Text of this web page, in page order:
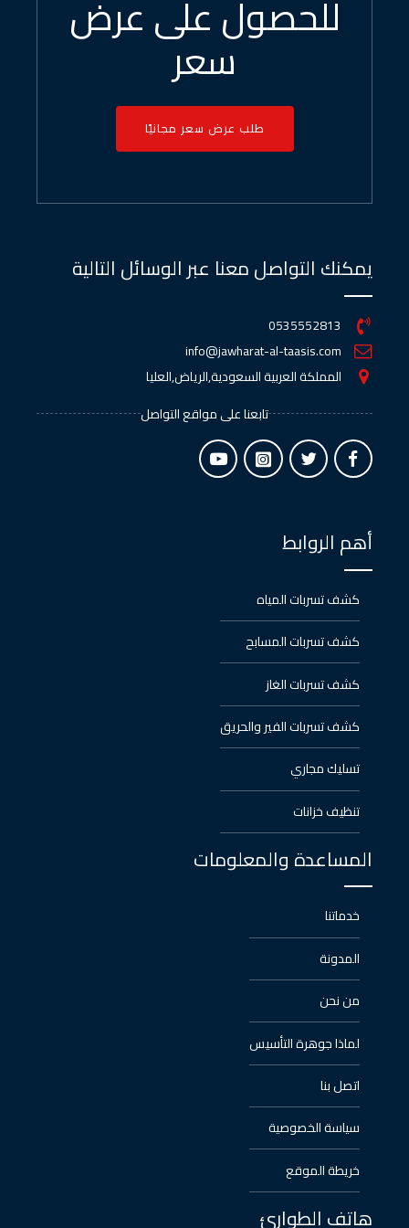
للحصول على عرض
سعر
طلب عرض سعر مجانيًا
يمكنك التواصل معنا عبر الوسائل التالية
0535552813
info@jawharat-al-taasis.com
المملكة العربية السعودية,الرياض,العليا
تابعنا على مواقع التواصل
أهم الروابط
كشف تسربات المياه
كشف تسربات المسابح
كشف تسربات الغاز
كشف تسربات الفير والحريق
تسليك مجاري
تنظيف خزانات
المساعدة والمعلومات
خدماتنا
المدونة
من نحن
لماذا جوهرة التأسيس
اتصل بنا
سياسة الخصوصية
خريطة الموقع
هاتف الطوارئ